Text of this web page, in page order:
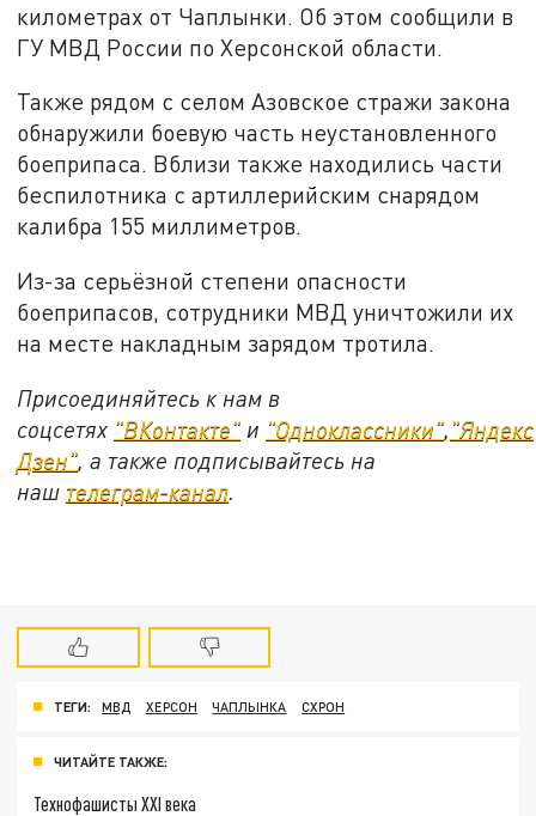
километрах от Чаплынки. Об этом сообщили в
ГУ МВД России по Херсонской области.
Также рядом с селом Азовское стражи закона
обнаружили боевую часть неустановленного
боеприпаса. Вблизи также находились части
беспилотника с артиллерийским снарядом
калибра 155 миллиметров.
Из-за серьёзной степени опасности
боеприпасов, сотрудники МВД уничтожили их
на месте накладным зарядом тротила.
Присоединяйтесь к нам в
соцсетях "ВКонтакте" и "Одноклассники", "Яндекс
Дзен", а также подписывайтесь на
наш телеграм-канал.
ТЕГИ: МВД ХЕРСОН ЧАПЛЫНКА СХРОН
ЧИТАЙТЕ ТАКЖЕ:
Технофашисты XXI века